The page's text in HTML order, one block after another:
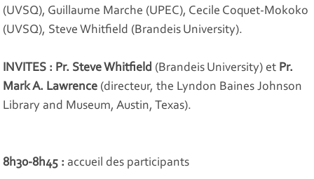
(UVSQ), Guillaume Marche (UPEC), Cecile Coquet-Mokoko
(UVSQ), Steve Whitfield (Brandeis University).
INVITES : Pr. Steve Whitfield (Brandeis University) et Pr.
Mark A. Lawrence (directeur, the Lyndon Baines Johnson
Library and Museum, Austin, Texas).
8h30-8h45 : accueil des participants